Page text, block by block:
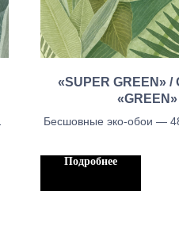
«SUPER GREEN»
«GREEN»
Бесшовные эко-обои —
кв.м, Бесшовыне обои
Подробнее